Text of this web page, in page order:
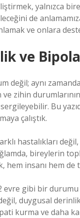
yalnızca
de
ve onlara
ve
değil; aynı
zihin
Bu
çalıştık.
hastalıkları
bireylerin
insanı hem de
evre gibi bir
duygusal
kurma ve daha